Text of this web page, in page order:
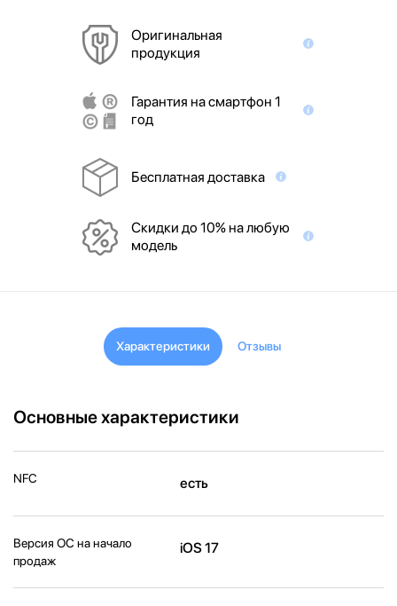
Оригинальная
продукция
Гарантия на смартфон 1
год
Бесплатная доставка
Скидки до 10% на любую
модель
Характеристики Отзывы
Основные характеристики
NFC есть
Версия ОС на начало
продаж
iOS 17